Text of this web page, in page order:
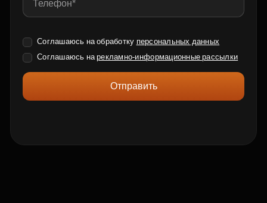
Соглашаюсь на обработку персональных данных
Соглашаюсь нарекламно-информационные рассылки
Отправить